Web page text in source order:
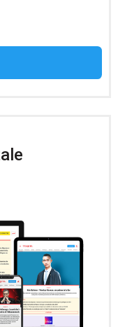
avant la sortie
résérvées aux